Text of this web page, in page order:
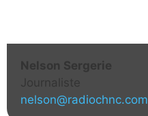
Nelson Sergerie
Journaliste
nelson@radiochnc.com